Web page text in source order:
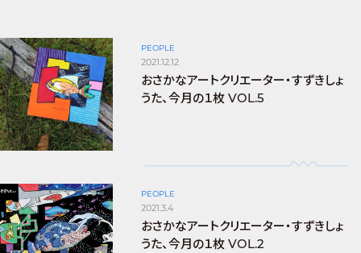
PEOPLE
2021.12.12
おさかなアートクリエーター・すずきしょ
うた、今月の１枚 VOL.5
PEOPLE
2021.3.4
おさかなアートクリエーター・すずきしょ
うた、今月の１枚 VOL.2